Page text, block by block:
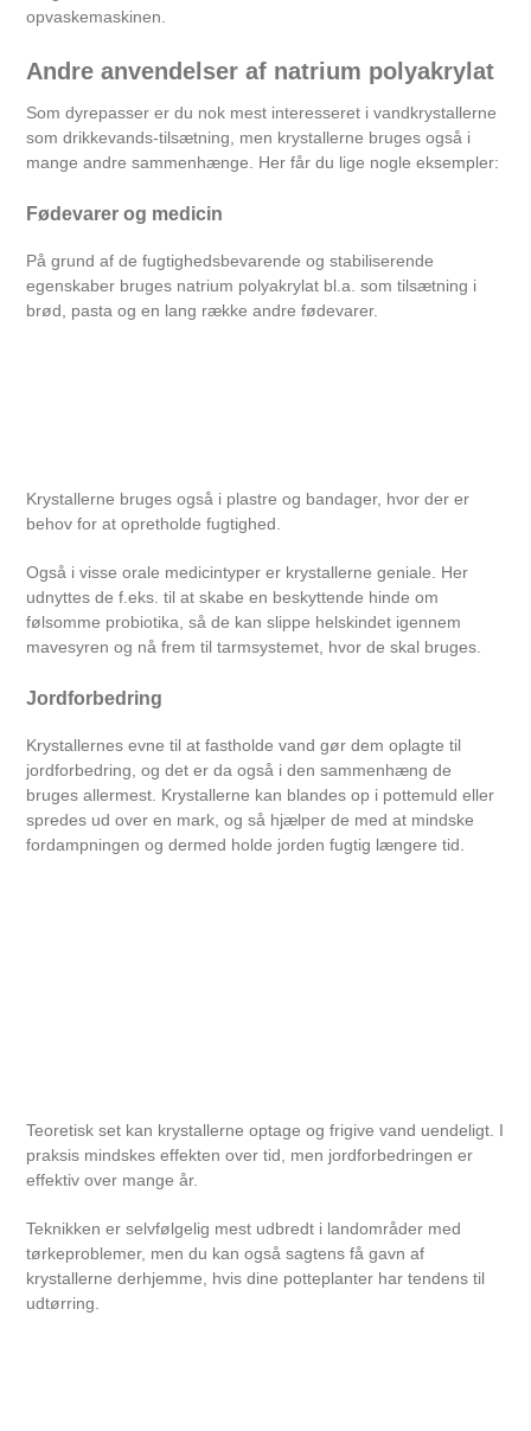
opvaskemaskinen.
Andre anvendelser af natrium polyakrylat
Som dyrepasser er du nok mest interesseret i vandkrystallerne
som drikkevands-tilsætning, men krystallerne bruges også i
mange andre sammenhænge. Her får du lige nogle eksempler:
Fødevarer og medicin
På grund af de fugtighedsbevarende og stabiliserende
egenskaber bruges natrium polyakrylat bl.a. som tilsætning i
brød, pasta og en lang række andre fødevarer.
Krystallerne bruges også i plastre og bandager, hvor der er
behov for at opretholde fugtighed.
Også i visse orale medicintyper er krystallerne geniale. Her
udnyttes de f.eks. til at skabe en beskyttende hinde om
følsomme probiotika, så de kan slippe helskindet igennem
mavesyren og nå frem til tarmsystemet, hvor de skal bruges.
Jordforbedring
Krystallernes evne til at fastholde vand gør dem oplagte til
jordforbedring, og det er da også i den sammenhæng de
bruges allermest. Krystallerne kan blandes op i pottemuld eller
spredes ud over en mark, og så hjælper de med at mindske
fordampningen og dermed holde jorden fugtig længere tid.
Teoretisk set kan krystallerne optage og frigive vand uendeligt. I
praksis mindskes effekten over tid, men jordforbedringen er
effektiv over mange år.
Teknikken er selvfølgelig mest udbredt i landområder med
tørkeproblemer, men du kan også sagtens få gavn af
krystallerne derhjemme, hvis dine potteplanter har tendens til
udtørring.